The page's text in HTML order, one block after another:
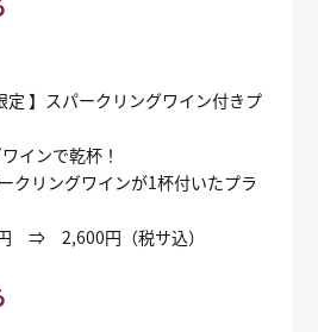
定 】スパークリングワイン付きプ
インで乾杯！
クリングワインが1杯付いたプラ
⇒ 2,600円（税サ込）